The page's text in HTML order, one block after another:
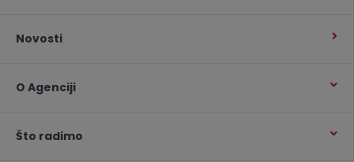
Novosti
O Agenciji
Što radimo